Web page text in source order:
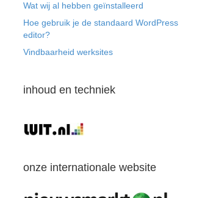
Wat wij al hebben geïnstalleerd
Hoe gebruik je de standaard WordPress
editor?
Vindbaarheid werksites
inhoud en techniek
onze internationale website